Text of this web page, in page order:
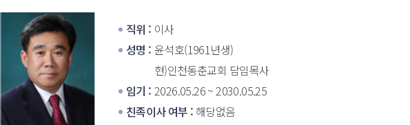
직위 : 이사
성명 : 윤석호(1961년생)
현)인천동춘교회 담임목사
임기 : 2026.05.26 ~ 2030.05.25
친족이사 여부 : 해당없음